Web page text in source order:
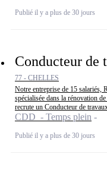
Publié il y a plus de 30 jours
Conducteur de
77 - CHELLES
Notre entreprise de 15 salariés,
spécialisée dans la rénovation
recrute un Conducteur de
CDD - Temps plein
Publié il y a plus de 30 jours